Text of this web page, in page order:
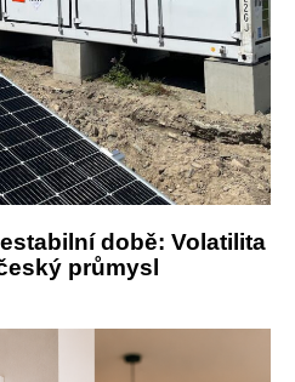
době: Volatilita
průmysl